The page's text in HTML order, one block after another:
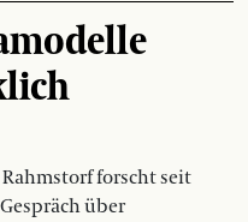
forscht seit
über